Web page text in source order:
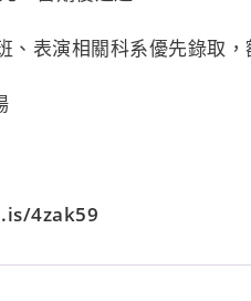
、表演相關科系優先錄取
4zak59